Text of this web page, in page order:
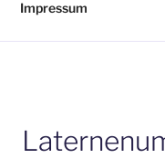
Impressum